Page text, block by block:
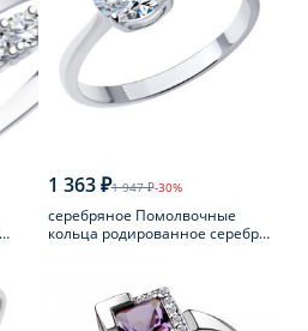
1 363 ₽1 947 ₽-30%
серебряное Помолвочные
кольца родированное серебро